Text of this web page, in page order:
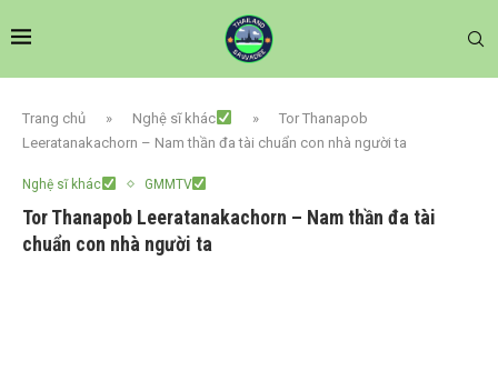
Trang chủ » Nghệ sĩ khác »
Tor Thanapob
Leeratanakachorn – Nam thần đa tài chuẩn con nhà người ta
Nghệ sĩ khác GMMTV
Tor Thanapob Leeratanakachorn – Nam thần đa tài
chuẩn con nhà người ta